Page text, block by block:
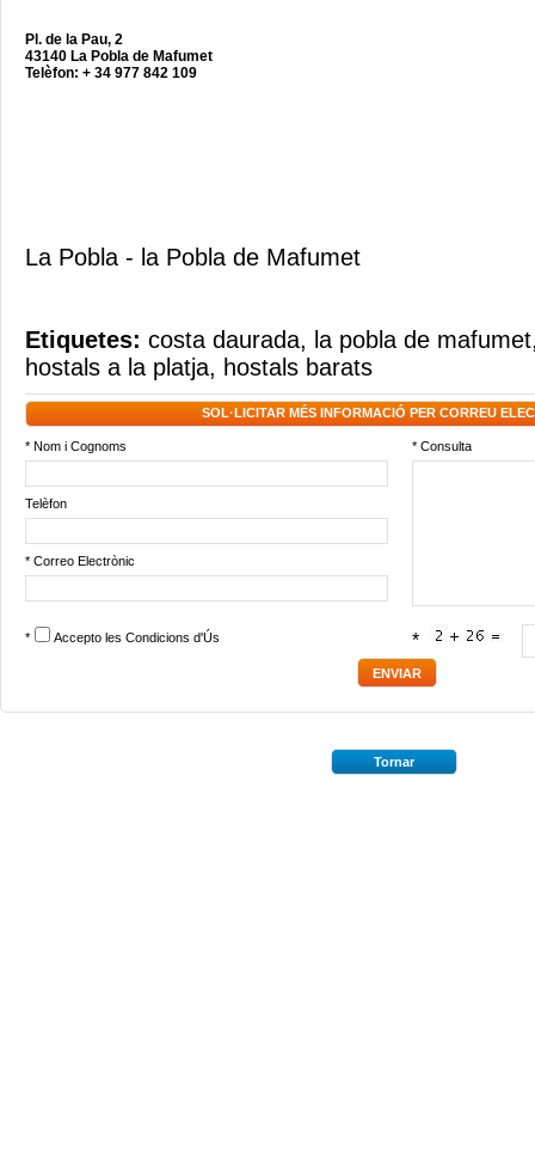
Pl. de la Pau, 2
43140 La Pobla de Mafumet
Telèfon: + 34 977 842 109
La Pobla - la Pobla de Mafumet
Etiquetes: costa daurada, la pobla de mafumet
hostals a la platja, hostals barats
SOL·LICITAR MÉS INFORMACIÓ PER CORREU
* Nom i Cognoms * Consulta
Telèfon
* Correo Electrònic
* Accepto les Condicions d'Ús *
Tornar